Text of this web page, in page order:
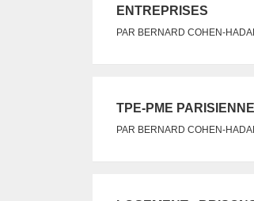
ENTREPRISES
PAR BERNARD COHEN-
TPE-PME
PAR BERNARD COHEN-